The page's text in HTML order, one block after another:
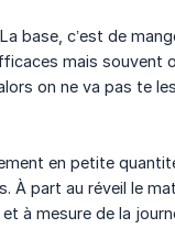
base, c’est de
mais souvent
on ne va pas te
en petite
À part au réveil le
mesure de la